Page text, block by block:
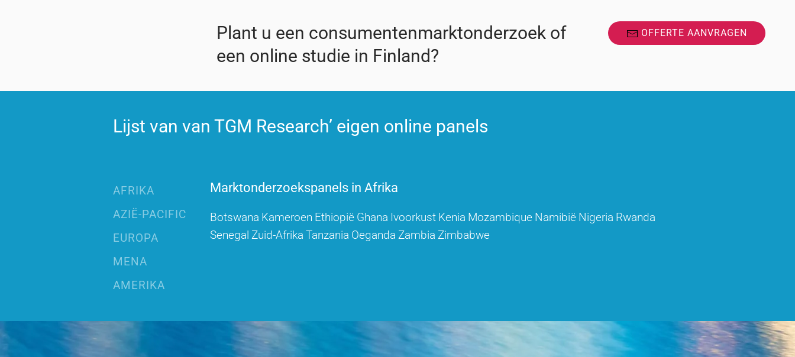
Plant u een consumentenmarktonderzoek of
een online studie in Finland?
OFFERTE AANVRAGEN
Lijst van van TGM Research’ eigen online panels
AFRIKA
AZIË-PACIFIC
EUROPA
MENA
AMERIKA
Marktonderzoekspanels in Afrika
Botswana Kameroen Ethiopië Ghana Ivoorkust Kenia Mozambique Namibië Nigeria Rwanda
Senegal Zuid-Afrika Tanzania Oeganda Zambia Zimbabwe